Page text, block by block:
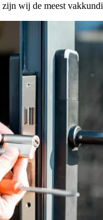
wij de meest